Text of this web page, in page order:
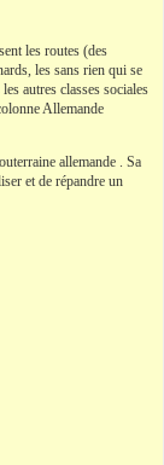
les routes (des
les sans rien qui se
autres classes sociales
Allemande
allemande . Sa
et de répandre un